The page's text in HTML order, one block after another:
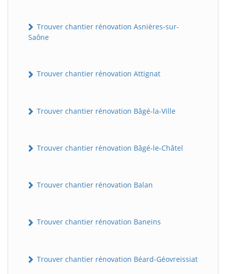
Trouver chantier rénovation Asnières-sur-
Saône
Trouver chantier rénovation Attignat
Trouver chantier rénovation Bâgé-la-Ville
Trouver chantier rénovation Bâgé-le-Châtel
Trouver chantier rénovation Balan
Trouver chantier rénovation Baneins
Trouver chantier rénovation Béard-Géovreissiat